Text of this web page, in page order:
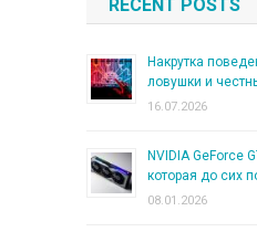
RECENT POSTS
Накрутка
ловушки и
16.07.2026
NVIDIA GeForce
которая до сих
08.01.2026